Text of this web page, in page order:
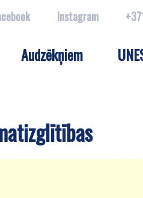
Instagram
Audzēkņiem